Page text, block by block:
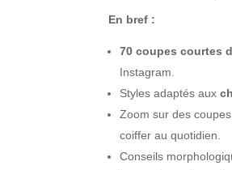
En bref :
70 coupes courtes
Instagram.
Styles adaptés aux
Zoom sur des
coiffer au quotidien.
Conseils